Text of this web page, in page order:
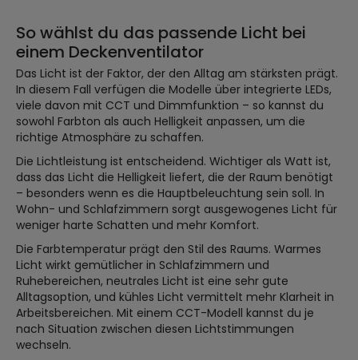
So wählst du das passende Licht bei
einem Deckenventilator
Das Licht ist der Faktor, der den Alltag am stärksten prägt.
In diesem Fall verfügen die Modelle über integrierte LEDs,
viele davon mit CCT und Dimmfunktion – so kannst du
sowohl Farbton als auch Helligkeit anpassen, um die
richtige Atmosphäre zu schaffen.
Die Lichtleistung ist entscheidend. Wichtiger als Watt ist,
dass das Licht die Helligkeit liefert, die der Raum benötigt
– besonders wenn es die Hauptbeleuchtung sein soll. In
Wohn- und Schlafzimmern sorgt ausgewogenes Licht für
weniger harte Schatten und mehr Komfort.
Die Farbtemperatur prägt den Stil des Raums. Warmes
Licht wirkt gemütlicher in Schlafzimmern und
Ruhebereichen, neutrales Licht ist eine sehr gute
Alltagsoption, und kühles Licht vermittelt mehr Klarheit in
Arbeitsbereichen. Mit einem CCT-Modell kannst du je
nach Situation zwischen diesen Lichtstimmungen
wechseln.